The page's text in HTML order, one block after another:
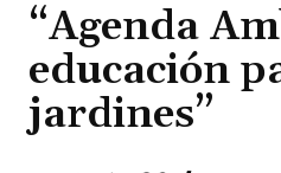
“Agenda
educación
jardines”